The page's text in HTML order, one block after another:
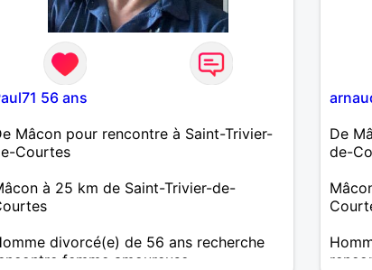
56 ans
Mâcon pour rencontre à Saint-Trivier-
Courtes
à 25 km de Saint-Trivier-de-
divorcé(e) de 56 ans recherche
femme amoureuse
De
de-